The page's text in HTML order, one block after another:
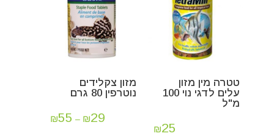
טטרה מין מזון
עלים לדגי נוי 100
מ"ל
₪25
מזון צקלידים
נוטרפין 80 גרם
₪29
–
₪55